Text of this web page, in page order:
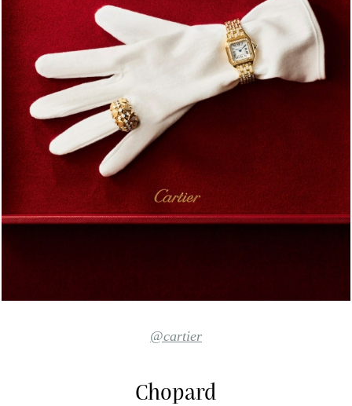
@cartier
Chopard